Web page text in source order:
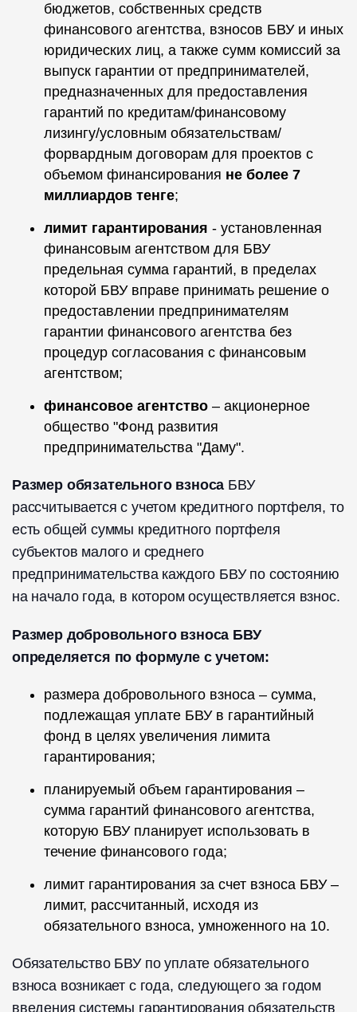
бюджетов, собственных средств
финансового агентства, взносов БВУ и иных
юридических лиц, а также сумм комиссий за
выпуск гарантии от предпринимателей,
предназначенных для предоставления
гарантий по кредитам/финансовому
лизингу/условным обязательствам/
форвардным договорам для проектов с
объемом финансирования не более 7
миллиардов тенге;
лимит гарантирования - установленная
финансовым агентством для БВУ
предельная сумма гарантий, в пределах
которой БВУ вправе принимать решение о
предоставлении предпринимателям
гарантии финансового агентства без
процедур согласования с финансовым
агентством;
финансовое агентство – акционерное
общество "Фонд развития
предпринимательства "Даму".
Размер обязательного взноса БВУ
рассчитывается с учетом кредитного портфеля, то
есть общей суммы кредитного портфеля
субъектов малого и среднего
предпринимательства каждого БВУ по состоянию
на начало года, в котором осуществляется взнос.
Размер добровольного взноса БВУ
определяется по формуле с учетом:
размера добровольного взноса – сумма,
подлежащая уплате БВУ в гарантийный
фонд в целях увеличения лимита
гарантирования;
планируемый объем гарантирования –
сумма гарантий финансового агентства,
которую БВУ планирует использовать в
течение финансового года;
лимит гарантирования за счет взноса БВУ –
лимит, рассчитанный, исходя из
обязательного взноса, умноженного на 10.
Обязательство БВУ по уплате обязательного
взноса возникает с года, следующего за годом
введения системы гарантирования обязательств